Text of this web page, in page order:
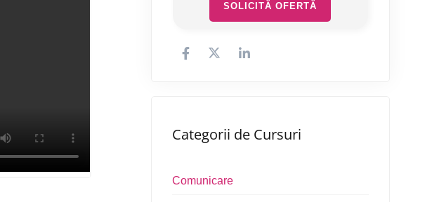
SOLICITĂ OFERTĂ
Categorii de Cursuri
Comunicare